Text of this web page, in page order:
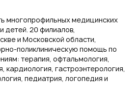
многопрофильных медицинских
детей. 20 филиалов,
и Московской области,
поликлиническую помощь по
терапия, офтальмология,
кардиология, гастроэнтерология,
педиатрия, логопедия и